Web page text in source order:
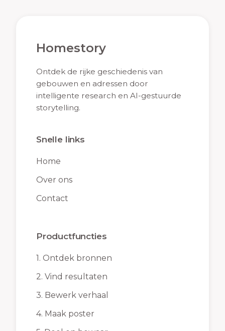
Homestory
Ontdek de rijke geschiedenis van
gebouwen en adressen door
intelligente research en AI-gestuurde
storytelling.
Snelle links
Home
Over ons
Contact
Productfuncties
1. Ontdek bronnen
2. Vind resultaten
3. Bewerk verhaal
4. Maak poster